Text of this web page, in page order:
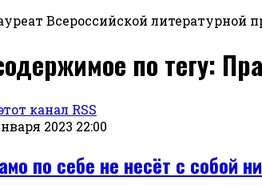
Всероссийской литературной
по тегу:
канал RSS
2023 22:00
по себе не несёт с собой